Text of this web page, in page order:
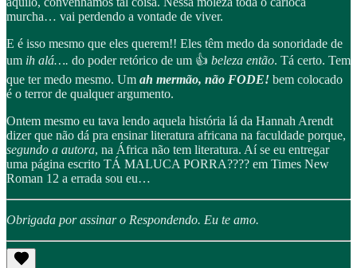
murcha… vai perdendo a vontade de viver.
E é isso mesmo que eles querem!! Eles têm medo da sonoridade de
um ih alá…. do poder retórico de um 👍 beleza então. Tá certo. Tem
que ter medo mesmo. Um ah mermão, não FODE! bem colocado
é o terror de qualquer argumento.
Ontem mesmo eu tava lendo aquela história lá da Hannah Arendt
dizer que não dá pra ensinar literatura africana na faculdade porque,
segundo a autora, na África não tem literatura. Aí se eu entregar
uma página escrito TÁ MALUCA PORRA???? em Times New
Roman 12 a errada sou eu…
Obrigada por assinar o Respondendo. Eu te amo.